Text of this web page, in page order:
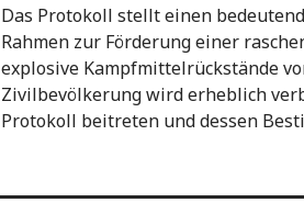
Das Protokoll stellt einen
Rahmen zur Förderung einer
explosive Kampfmittelrückstände
Zivilbevölkerung wird erheblich
Protokoll beitreten und dessen